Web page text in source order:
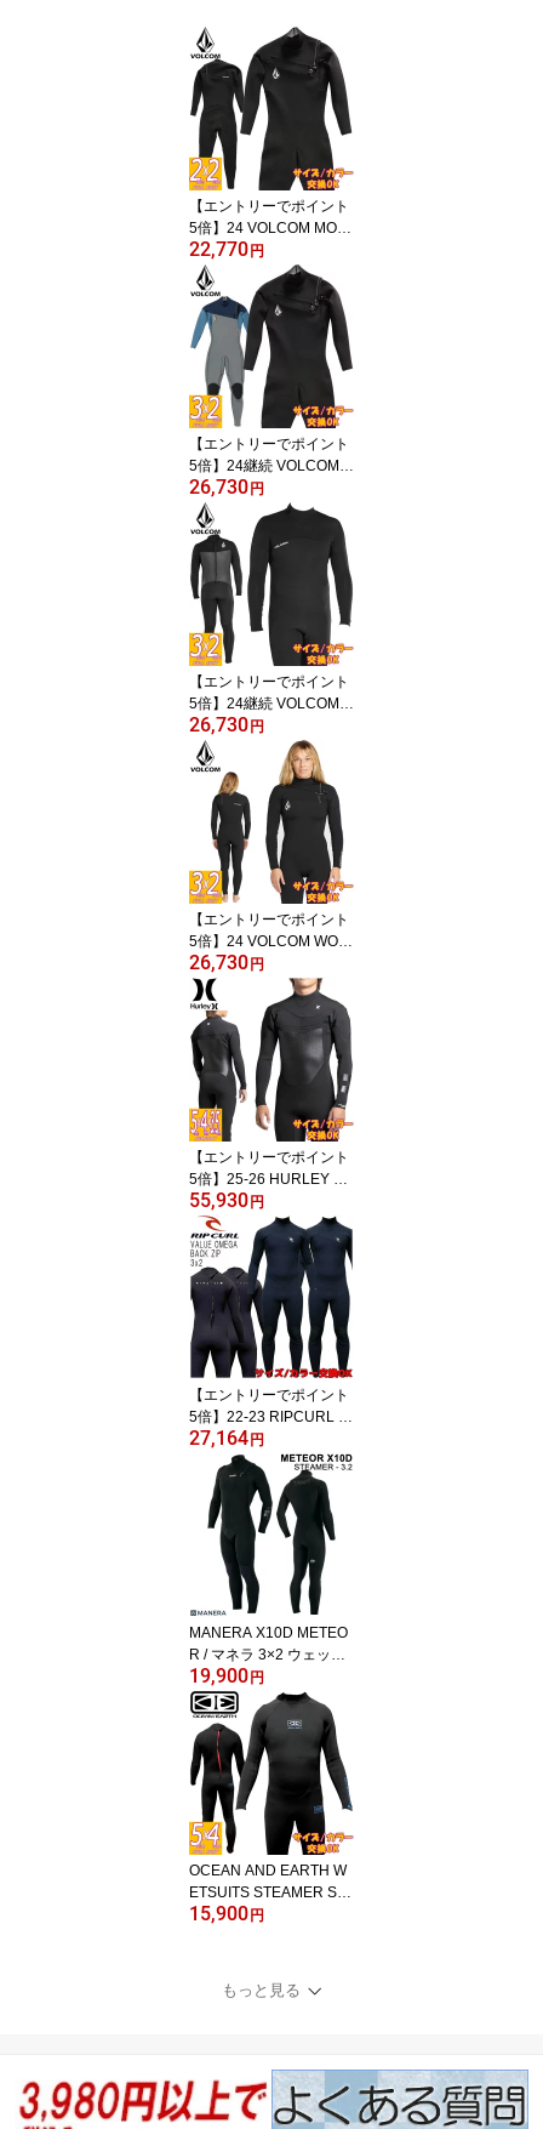
【エントリーでポイント
5倍】24 VOLCOM MOD
ULATOR 2/2 FULLSUIT/
ボルコム モジュレーター
2x2 ウェットスーツ サー
フィン 海外モデル
22,770円
【エントリーでポイント
5倍】24継続 VOLCOM
MODULATOR 3/2 CHES
T ZIP FULLSUIT/ボルコ
ム モジュレーター チェ
ストジップ 3x2 ウェット
スーツ サーフィン 海外
モデル
26,730円
【エントリーでポイント
5倍】24継続 VOLCOM
MODULATOR 3/2 BACK
ZIP FULLSUIT/ボルコム
モジュレーター バックジ
ップ 3x2 ウェットスーツ
サーフィン 海外モデル
26,730円
【エントリーでポイント
5倍】24 VOLCOM WOM
ODULATOR 3/2 CHEST
ZIP/ボルコム モジュレー
ター チェストジップ 3x2
ウェットスーツ サーフィ
ン レディース 海外モデ
ル
26,730円
【エントリーでポイント
5倍】25-26 HURLEY AD
VANTAGE 5/4/3.5 FULL
SUIT/ハーレー アドバン
テージ 5/4/3.5 ウェット
スーツ サーフィン セミ
ドライ ジャージ
55,930円
【エントリーでポイント
5倍】22-23 RIPCURL V
ALUE OMEGA BACK ZIP
/ リップカール バリュー
オメガ バックジップ 3×2
Q30-002 ウェットスーツ
サーフィン フルスーツ
ジャージ 春秋用 日本企
27,164円
MANERA X10D METEO
R / マネラ 3×2 ウェット
スーツ サーフィン フル
スーツ フロントジップ
チェストジップ ジャージ
春秋用
19,900円
OCEAN AND EARTH W
ETSUITS STEAMER SC
HOOL 5/4/オーシャンア
プ ウェットスーツ サー
フィン
15,900円
もっと見る